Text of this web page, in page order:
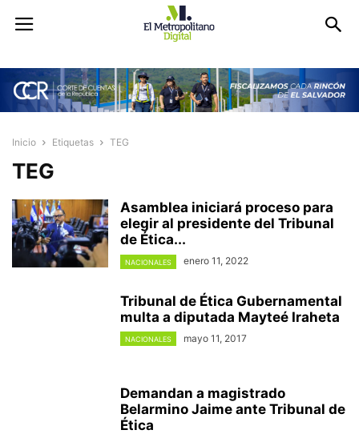
Inicio Etiquetas TEG
TEG
Asamblea iniciará proceso para
elegir al presidente del Tribunal
de Ética...
NACIONALES enero 11, 2022
Tribunal de Ética Gubernamental
multa a diputada Mayteé Iraheta
NACIONALES mayo 11, 2017
Demandan a magistrado
Belarmino Jaime ante Tribunal de
Ética